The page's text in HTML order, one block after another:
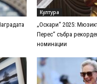
Култура
„Оскари“ 2025:
Перес“ събра
номинации